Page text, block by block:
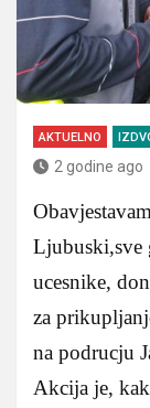
AKTUELNO
2 godine ago
Ljubuski,sve
ucesnike,
za
na podrucju
Akcija je,